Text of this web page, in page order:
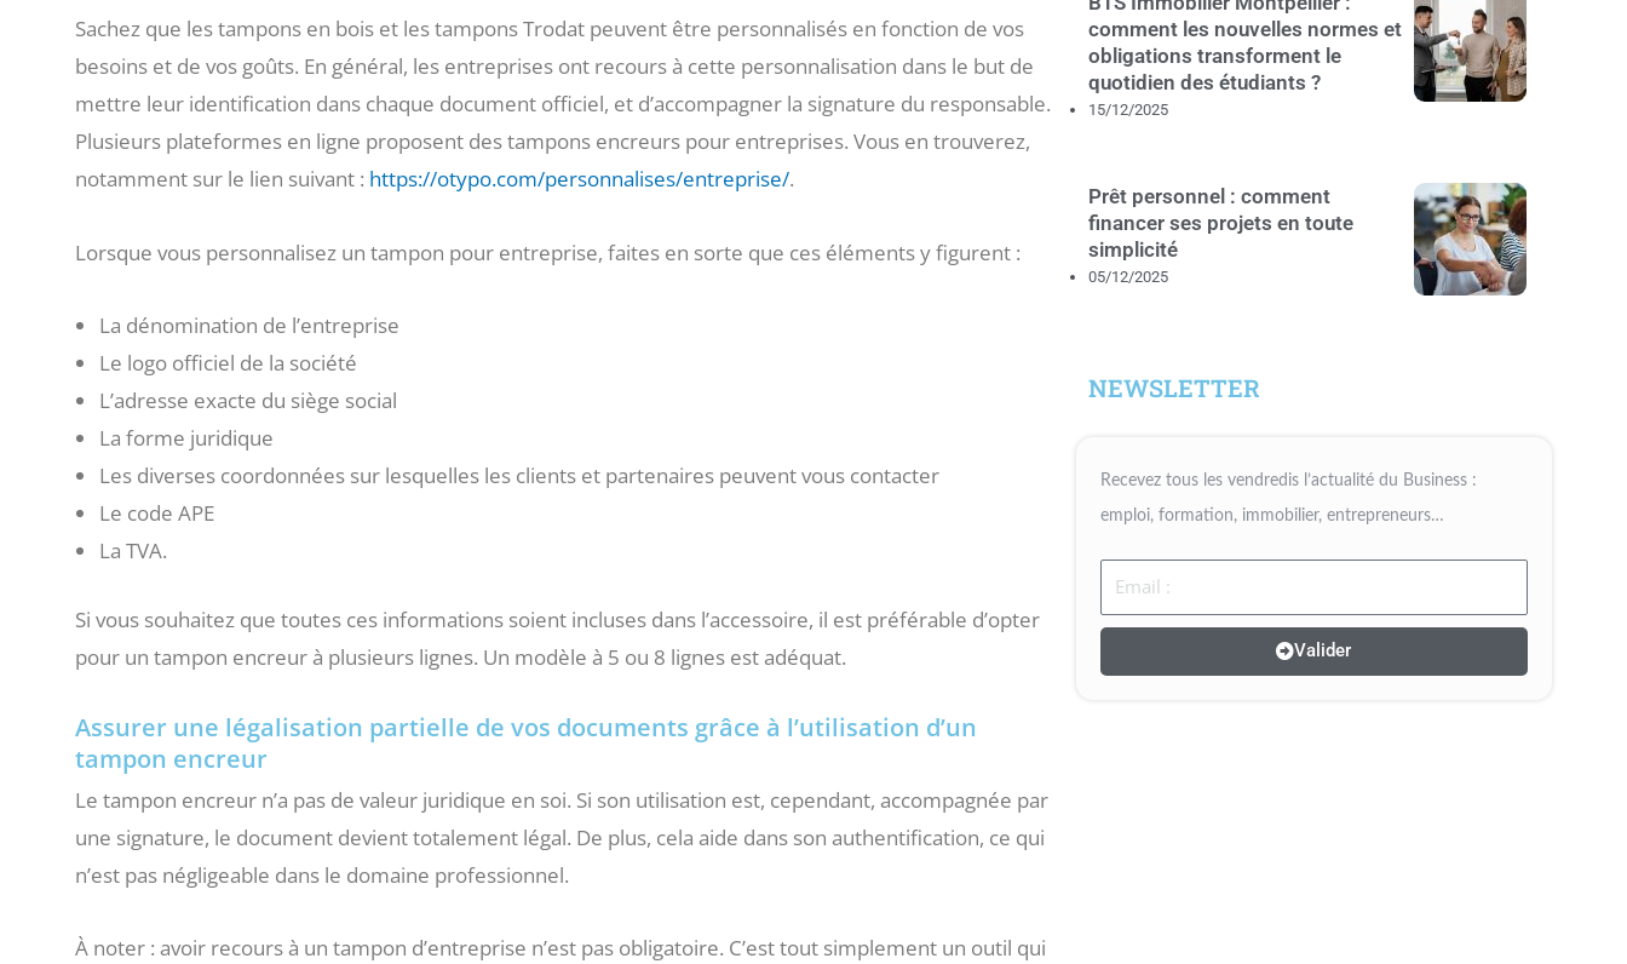
Sachez que les tampons en bois et les tampons Trodat peuvent être personnalisés en fonction de vos
besoins et de vos goûts. En général, les entreprises ont recours à cette personnalisation dans le but de
mettre leur identification dans chaque document officiel, et d’accompagner la signature du responsable.
Plusieurs plateformes en ligne proposent des tampons encreurs pour entreprises. Vous en trouverez,
notamment sur le lien suivant : https://otypo.com/personnalises/entreprise/.
Lorsque vous personnalisez un tampon pour entreprise, faites en sorte que ces éléments y figurent :
La dénomination de l’entreprise
Le logo officiel de la société
L’adresse exacte du siège social
La forme juridique
Les diverses coordonnées sur lesquelles les clients et partenaires peuvent vous contacter
Le code APE
La TVA.
Si vous souhaitez que toutes ces informations soient incluses dans l’accessoire, il est préférable d’opter
pour un tampon encreur à plusieurs lignes. Un modèle à 5 ou 8 lignes est adéquat.
Assurer une légalisation partielle de vos documents grâce à l’utilisation d’un
tampon encreur
Le tampon encreur n’a pas de valeur juridique en soi. Si son utilisation est, cependant, accompagnée par
une signature, le document devient totalement légal. De plus, cela aide dans son authentification, ce qui
n’est pas négligeable dans le domaine professionnel.
À noter : avoir recours à un tampon d’entreprise n’est pas obligatoire. C’est tout simplement un outil qui
comment les nouvelles normes et
obligations transforment le
quotidien des étudiants ?
15/12/2025
Prêt personnel : comment
financer ses projets en toute
simplicité
05/12/2025
NEWSLETTER
Recevez tous les vendredis l’actualité du Business :
emploi, formation, immobilier, entrepreneurs…
Email
Valider